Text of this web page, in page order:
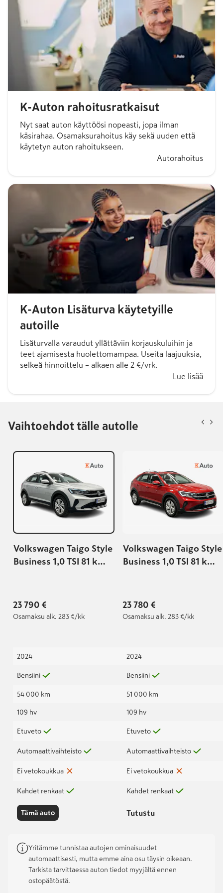
K-Auton rahoitusratkaisut
Nyt saat auton käyttöösi nopeasti, jopa ilman
käsirahaa. Osamaksurahoitus käy sekä uuden että
käytetyn auton rahoitukseen.
Autorahoitus
K-Auton Lisäturva käytetyille
autoille
Lisäturvalla varaudut yllättäviin korjauskuluihin ja
teet ajamisesta huolettomampaa. Useita laajuuksia,
selkeä hinnoittelu – alkaen alle 2 €/vrk.
Lue lisää
Vaihtoehdot tälle autolle
Volkswagen Taigo Style
Business 1,0 TSI 81 kW
24.4.2027 / 100 000km
asti |
23 790 €
Osamaksu alk. 283 €/kk
2024
Bensiini
54 000 km
109 hv
Etuveto
Automaattivaihteisto
Ei vetokoukkua
Kahdet renkaat
Tämä auto
Volkswagen Taigo Style
Business 1,0 TSI 81 kW
23 780 €
Osamaksu alk. 283 €/kk
2024
Bensiini
51 000 km
109 hv
Etuveto
Automaattivaihteisto
Ei vetokoukkua
Kahdet renkaat
Tutustu
Yritämme tunnistaa autojen ominaisuudet
automaattisesti, mutta emme aina osu täysin oikeaan.
Tarkista tarvittaessa auton tiedot myyjältä ennen
ostopäätöstä.